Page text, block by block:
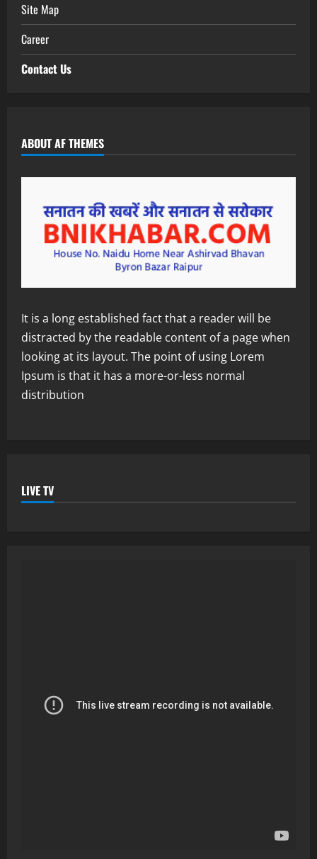
Site Map
Career
Contact Us
ABOUT AF THEMES
It is a long established fact that a reader will be
distracted by the readable content of a page when
looking at its layout. The point of using Lorem
Ipsum is that it has a more-or-less normal
distribution
LIVE TV